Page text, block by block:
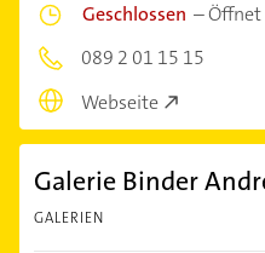
Geschlossen –Öffnet
089 2 01 15 15
Webseite
Galerie Binder
GALERIEN